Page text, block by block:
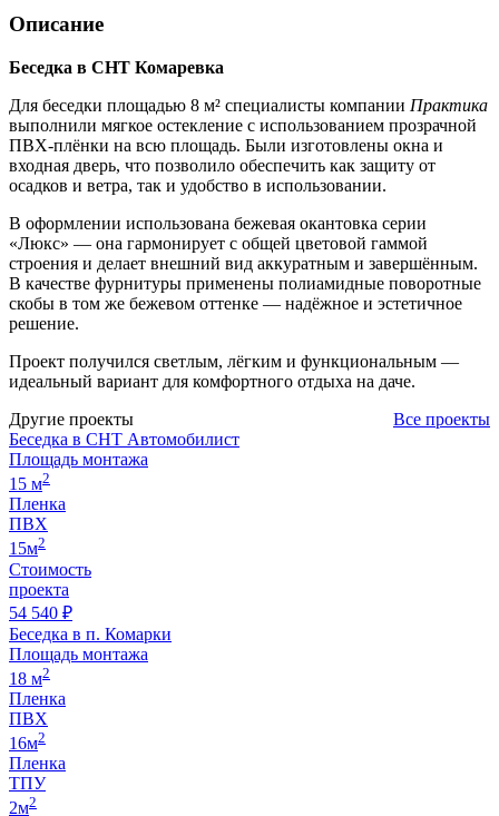
Описание
Беседка в СНТ Комаревка
Для беседки площадью 8 м² специалисты компании Практика
выполнили мягкое остекление с использованием прозрачной
ПВХ-плёнки на всю площадь. Были изготовлены окна и
входная дверь, что позволило обеспечить как защиту от
осадков и ветра, так и удобство в использовании.
В оформлении использована бежевая окантовка серии
«Люкс» — она гармонирует с общей цветовой гаммой
строения и делает внешний вид аккуратным и завершённым.
В качестве фурнитуры применены полиамидные поворотные
скобы в том же бежевом оттенке — надёжное и эстетичное
решение.
Проект получился светлым, лёгким и функциональным —
идеальный вариант для комфортного отдыха на даче.
Другие проекты
Все проекты
Беседка в СНТ Автомобилист
Площадь монтажа
15 м2
Пленка
ПВХ
15м2
Стоимость
проекта
54 540 ₽
Беседка в п. Комарки
Площадь монтажа
18 м2
Пленка
ПВХ
16м2
Пленка
ТПУ
2м2